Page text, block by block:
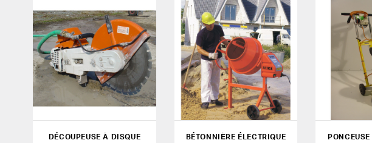
DÉCOUPEUSE À DISQUE
BÉTONNIÈRE ÉLECTRIQUE